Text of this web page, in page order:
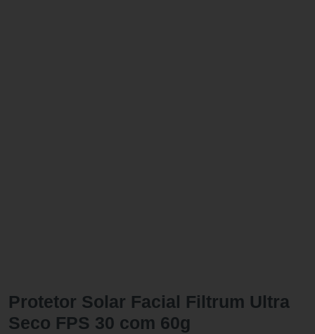
Protetor Solar Facial Filtrum Ultra
Seco FPS 30 com 60g